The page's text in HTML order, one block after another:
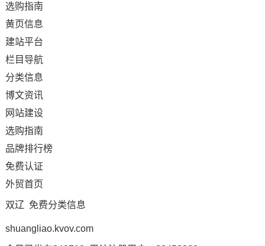
选购指南
黄页信息
建站平台
栏目导航
分类信息
博文资讯
网站建设
选购指南
品牌排行榜
免费认证
外贸首页
双辽 免费分类信息
shuangliao.kvov.com